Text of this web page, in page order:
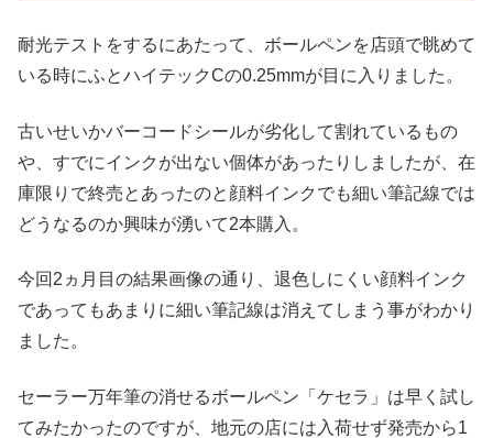
耐光テストをするにあたって、ボールペンを店頭で眺めて
いる時にふとハイテックCの0.25mmが目に入りました。
古いせいかバーコードシールが劣化して割れているもの
や、すでにインクが出ない個体があったりしましたが、在
庫限りで終売とあったのと顔料インクでも細い筆記線では
どうなるのか興味が湧いて2本購入。
今回2ヵ月目の結果画像の通り、退色しにくい顔料インク
であってもあまりに細い筆記線は消えてしまう事がわかり
ました。
セーラー万年筆の消せるボールペン「ケセラ」は早く試し
てみたかったのですが、地元の店には入荷せず発売から1